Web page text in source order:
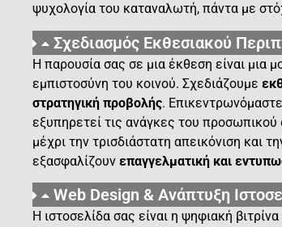
ψυχολογία του καταναλωτή, πάντα με
Σχεδιασμός Εκθεσιακού
Η παρουσία σας σε μια έκθεση είναι μια
εμπιστοσύνη του κοινού. Σχεδιάζουμε
στρατηγική προβολής.
εξυπηρετεί τις ανάγκες του
μέχρι την τρισδιάστατη απεικόνιση και
εξασφαλίζουν επαγγελματική και
Web Design & Ανάπτυξη
Η ιστοσελίδα σας είναι η ψηφιακή